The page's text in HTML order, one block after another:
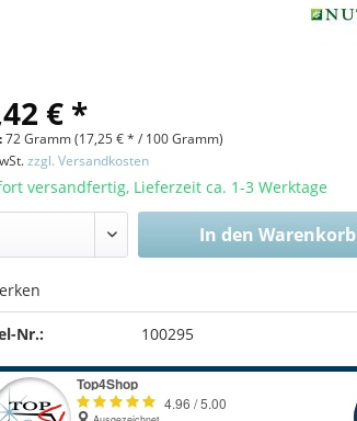
€ *
72 Gramm (17,25 €* / 100 Gramm)
zzgl. Versandkosten
versandfertig, Lieferzeit ca. 1-3 Werktage
In den Warenkorb
Nr.: 100295